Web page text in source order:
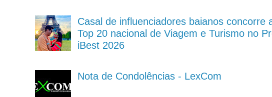
Casal de influenciadores baianos concorre
Top 20 nacional de Viagem e Turismo no
iBest 2026
Nota de Condolências - LexCom